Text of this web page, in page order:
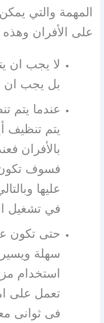
المهمة والتي
على الأفران
لا يجب ان
بل يجب ان
عندما يتم
يتم تنظيف
بالأفران
فسوف تكون
عليها
في تشغيل
حتى تكون
سهلة
استخدام
تعمل على
فى ثوانى